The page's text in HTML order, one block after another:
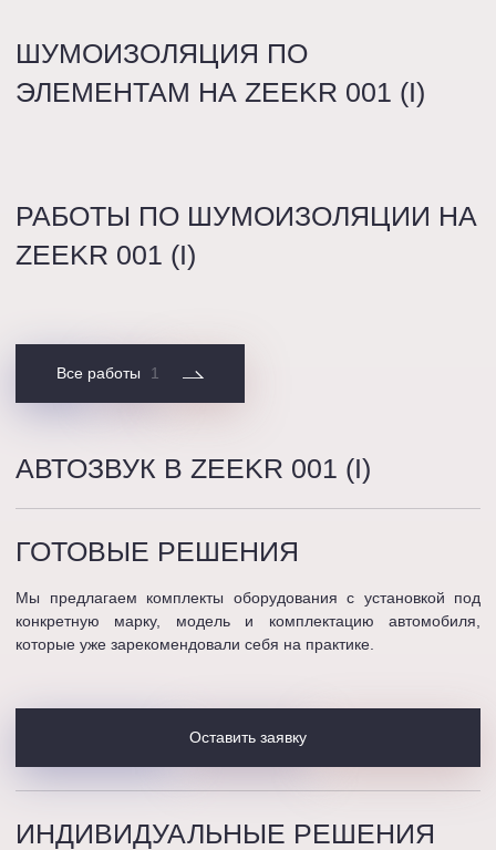
ШУМОИЗОЛЯЦИЯ ПО
ЭЛЕМЕНТАМ НА ZEEKR 001 (I)
РАБОТЫ ПО ШУМОИЗОЛЯЦИИ НА
ZEEKR 001 (I)
Все работы 1
АВТОЗВУК В ZEEKR 001 (I)
ГОТОВЫЕ РЕШЕНИЯ
Мы предлагаем комплекты оборудования с установкой под
конкретную марку, модель и комплектацию автомобиля,
которые уже зарекомендовали себя на практике.
Оставить заявку
ИНДИВИДУАЛЬНЫЕ РЕШЕНИЯ